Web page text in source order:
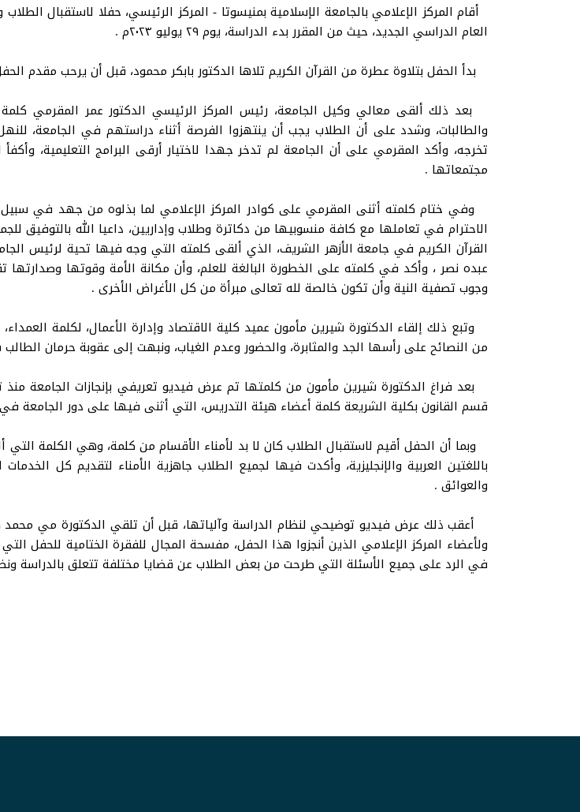
أقام المركز الإعلامي بالجامعة الإسلامية بمنيسوتا - المركز الرئيسي، حفلا لاستقبال
العام الدراسي الجديد، حيث من المقرر بدء الدراسة، يوم ٢٩ يوليو ٢٠٢٣م .
بدأ الحفل بتلاوة عطرة من القرآن الكريم تلاها الدكتور بابكر محمود، قبل أن يرحب مقدم
بعد ذلك ألقى معالي وكيل الجامعة، رئيس المركز الرئيسي الدكتور عمر المقرمي
والطالبات، وشدد على أن الطلاب يجب أن ينتهزوا الفرصة أثناء دراستهم في الجامعة،
تخرجه، وأكد المقرمي على أن الجامعة لم تدخر جهدا لاختيار أرقى البرامج التعليمية،
مجتمعاتها .
وفي ختام كلمته أثنى المقرمي على كوادر المركز الإعلامي لما بذلوه من جهد في
الاحترام في تعاملها مع كافة منسوبيها من دكاترة وطلاب وإداريين، داعيا الله بالتوفيق
القرآن الكريم في جامعة الأزهر الشريف، الذي ألقى كلمته التي وجه فيها تحية لرئيس
عبده نصر ، وأكد في كلمته على الخطورة البالغة للعلم، وأن مكانة الأمة وقوتها
وجوب تصفية النية وأن تكون خالصة لله تعالى مبرأة من كل الأغراض الأخرى .
وتبع ذلك إلقاء الدكتورة شيرين مأمون عميد كلية الاقتصاد وإدارة الأعمال، لكلمة
من النصائح على رأسها الجد والمثابرة، والحضور وعدم الغياب، ونبهت إلى عقوبة حرمان
بعد فراغ الدكتورة شيرين مأمون من كلمتها تم عرض فيديو تعريفي بإنجازات الجامعة
قسم القانون بكلية الشريعة كلمة أعضاء هيئة التدريس، التي أثنى فيها على دور الجامعة في
وبما أن الحفل أقيم لاستقبال الطلاب كان لا بد لأمناء الأقسام من كلمة، وهي الكلمة
باللغتين العربية والإنجليزية، وأكدت فيها لجميع الطلاب جاهزية الأمناء لتقديم كل
والعوائق .
أعقب ذلك عرض فيديو توضيحي لنظام الدراسة وآلياتها، قبل أن تلقي الدكتورة مي محمد
ولأعضاء المركز الإعلامي الذين أنجزوا هذا الحفل، مفسحة المجال للفقرة الختامية
في الرد على جميع الأسئلة التي طرحت من بعض الطلاب عن قضايا مختلفة تتعلق بالدراسة